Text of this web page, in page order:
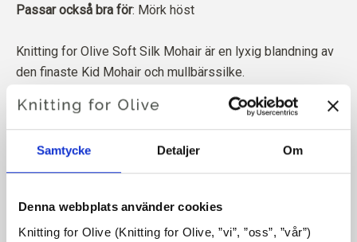
Samtycke Detaljer Om
Denna webbplats använder cookies
Knitting for Olive (Knitting for Olive, ”vi”, ”oss”, ”vår”)
Passar också bra för: Mörk höst
Knitting for Olive Soft Silk Mohair är en lyxig blandning av
den finaste Kid Mohair och mullbärssilke.
Vår mohair kommer från angoragetter som fötts upp i
Sydafrika, och även garnet produceras lokalt. Våra garner
är spårbara tillbaka till de enskilda gårdarna, vilket innebär
att vi vet exakt vilka gårdar, bönder och getter vår ull
All vår Mohair är oberoende certifierad enligt Responsible